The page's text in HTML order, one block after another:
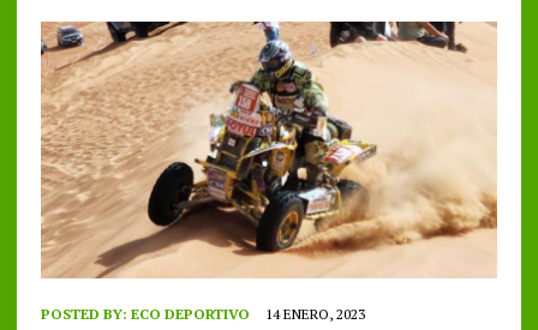
POSTED BY: ECO DEPORTIVO 14 ENERO, 2023